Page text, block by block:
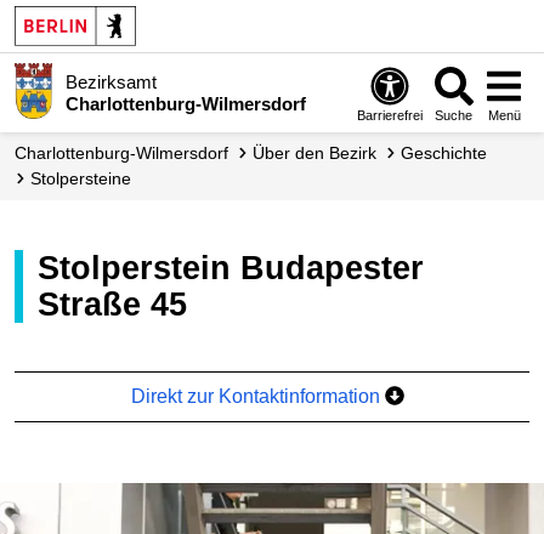
Bezirksamt
Charlottenburg-Wilmersdorf
Barrierefrei Suche Menü
Charlottenburg-Wilmersdorf Über den Bezirk
Geschichte
Stolpersteine
Stolperstein Budapester
Straße 45
Direkt zur Kontaktinformation